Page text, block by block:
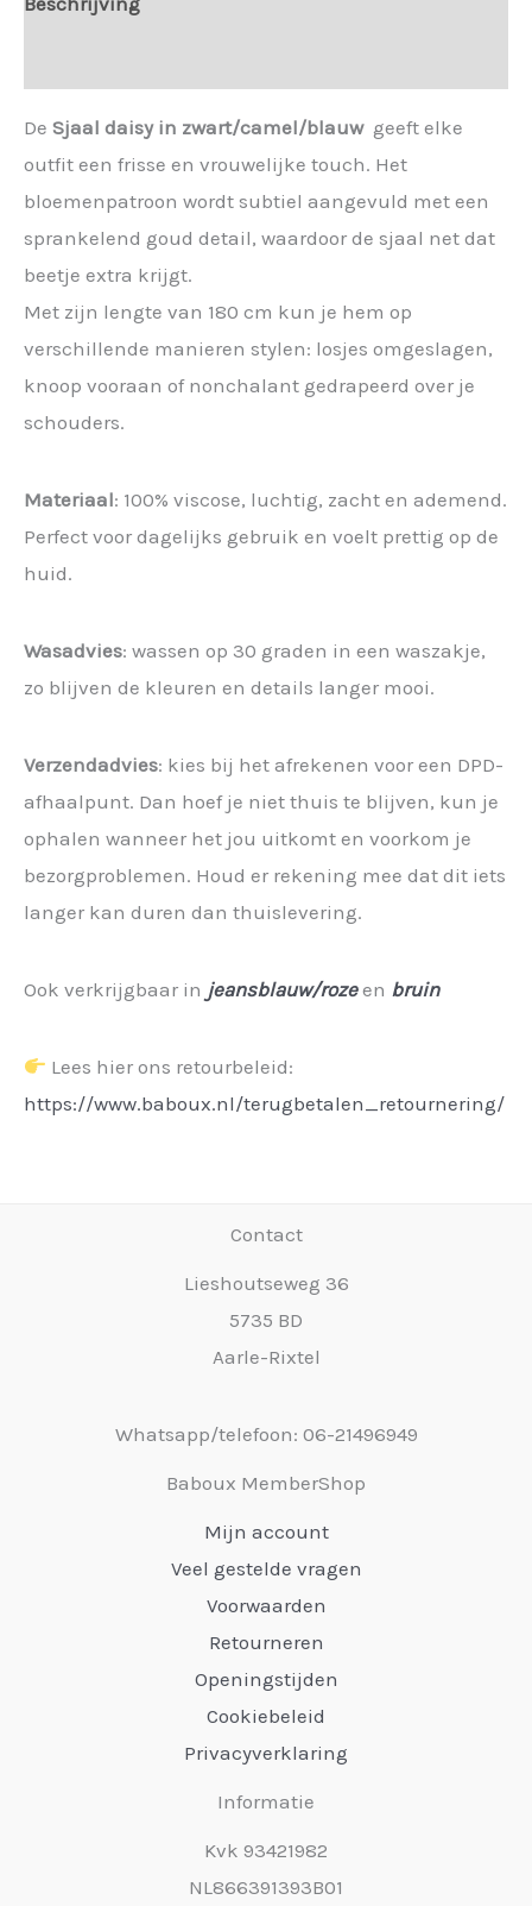
De Sjaal daisy in zwart/camel/blauw geeft elke
outfit een frisse en vrouwelijke touch. Het
bloemenpatroon wordt subtiel aangevuld met een
sprankelend goud detail, waardoor de sjaal net dat
beetje extra krijgt.
Met zijn lengte van 180 cm kun je hem op
verschillende manieren stylen: losjes omgeslagen,
knoop vooraan of nonchalant gedrapeerd over je
schouders.
Materiaal: 100% viscose, luchtig, zacht en ademend.
Perfect voor dagelijks gebruik en voelt prettig op de
huid.
Wasadvies: wassen op 30 graden in een waszakje,
zo blijven de kleuren en details langer mooi.
Verzendadvies: kies bij het afrekenen voor een DPD-
afhaalpunt. Dan hoef je niet thuis te blijven, kun je
ophalen wanneer het jou uitkomt en voorkom je
bezorgproblemen. Houd er rekening mee dat dit iets
langer kan duren dan thuislevering.
Ook verkrijgbaar in jeansblauw/rozeen bruin
Lees hier ons retourbeleid:
https://www.baboux.nl/terugbetalen_retournering/
Contact
Lieshoutseweg 36
5735 BD
Aarle-Rixtel
Whatsapp/telefoon: 06-21496949
Baboux MemberShop
Mijn account
Veel gestelde vragen
Voorwaarden
Retourneren
Openingstijden
Cookiebeleid
Privacyverklaring
Informatie
Kvk 93421982
NL866391393B01